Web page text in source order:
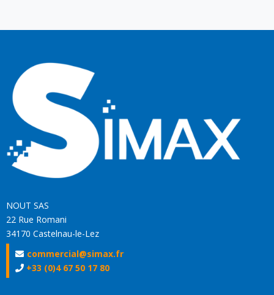
NOUT SAS
22 Rue Romani
34170 Castelnau-le-Lez
commercial@simax.fr
+33 (0)4 67 50 17 80